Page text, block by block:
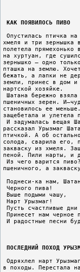
КАК ПОЯВИЛОСЬ ПИВО
Опустилась птичка
хмеля и три зернышка
полетела
на хуртуан, где
зернышко – одно
пташка на землю.
бежать, а лапки не
земли, принес в дом и
нартской хозяйке.
Шатана бережно
пшеничных зерен.
становилось ее
защебетала и улетела
И задумалась вещая
рассказал Урызмаг
птичкой. А об
солода, сварила его,
закваску из хмеля.
пеной. Пили нарты, и
Из чего варится
пшеничного, а
Поднеси-ка нам,
Черного пива!
Выше подыми чашу,
Нарт Урызмаг!
Пусть счастливые дни
Принесет нам черное
И радостные песни
ПОСЛЕДНИЙ ПОХОД
Одряхлел нарт
в походы. Перестала